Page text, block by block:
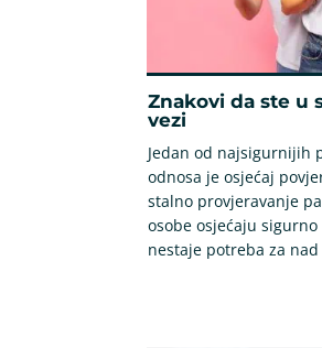
Znakovi da ste u
vezi
Jedan od najsigurnijih
odnosa je osjećaj
stalno provjeravanje
osobe osjećaju
nestaje potreba za nad